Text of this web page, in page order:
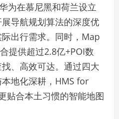
为在慕尼黑和荷兰设立
导航规划算法的深度优
出行需求。同时，Map
提供超过2.8亿+POI数
、高效可达。通过四大
地化深耕，HMS for
贴合本土习惯的智能地图